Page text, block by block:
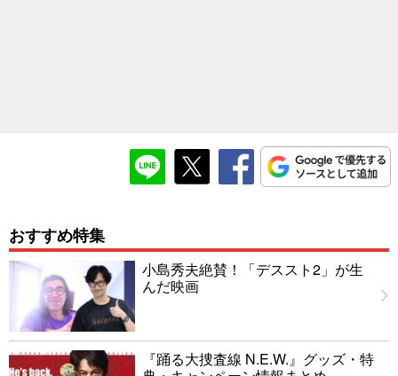
おすすめ特集
小島秀夫絶賛！「デススト2」が生
んだ映画
『踊る大捜査線 N.E.W.』グッズ・特